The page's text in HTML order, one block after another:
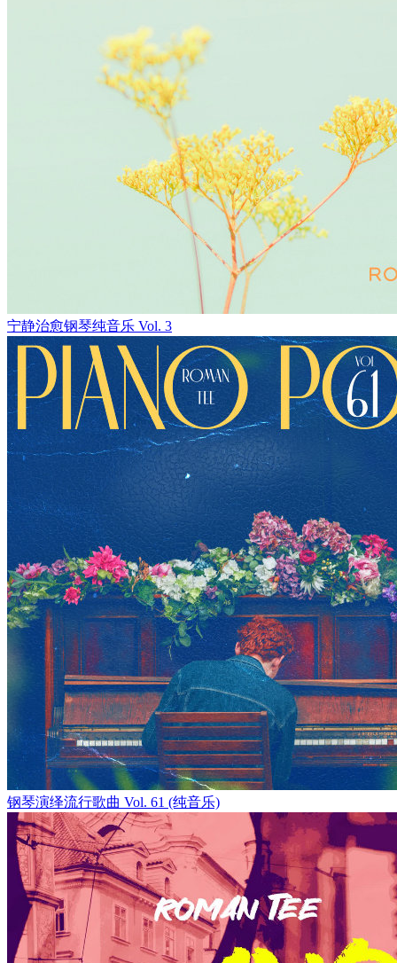
宁静治愈钢琴纯音乐 Vol. 3
钢琴演绎流行歌曲 Vol. 61 (纯音乐)